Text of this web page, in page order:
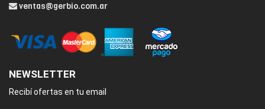
ventas@gerbio.com.ar
NEWSLETTER
Recibí ofertas en tu email